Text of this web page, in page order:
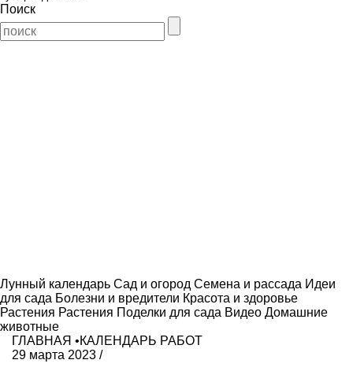
Поиск
Лунный календарь Сад и огород Семена и рассада Идеи
для сада Болезни и вредители Красота и здоровье
Растения Растения Поделки для сада Видео Домашние
животные
ГЛАВНАЯ •КАЛЕНДАРЬ РАБОТ
29 марта 2023 /